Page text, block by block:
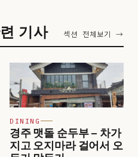
기사 섹션 전체보기 →
DINING
경주 맷돌 순두부 – 차가
지고 오지마라 걸어서 오